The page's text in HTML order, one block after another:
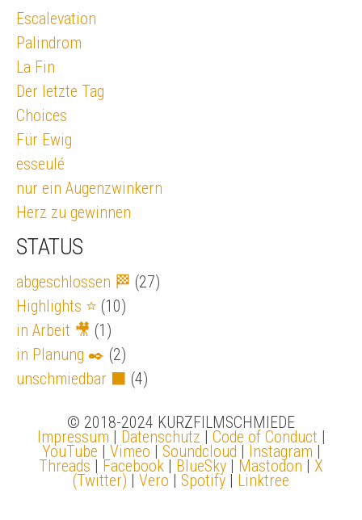
Escalevation
Palindrom
La Fin
Der letzte Tag
Choices
Für Ewig
esseulé
nur ein Augenzwinkern
Herz zu gewinnen
STATUS
abgeschlossen 🏁 (27)
Highlights ⭐ (10)
in Arbeit 🎥 (1)
in Planung ✒️ (2)
unschmiedbar ⬛ (4)
© 2018-2024 KURZFILMSCHMIEDE
Impressum | Datenschutz | Code of Conduct |
YouTube | Vimeo | Soundcloud | Instagram |
Threads | Facebook | BlueSky | Mastodon | X
(Twitter) | Vero | Spotify | Linktree